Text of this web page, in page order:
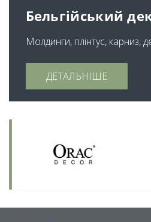
Бельгійський
Молдинги, плінтус, карниз,
ДЕТАЛЬНІШЕ